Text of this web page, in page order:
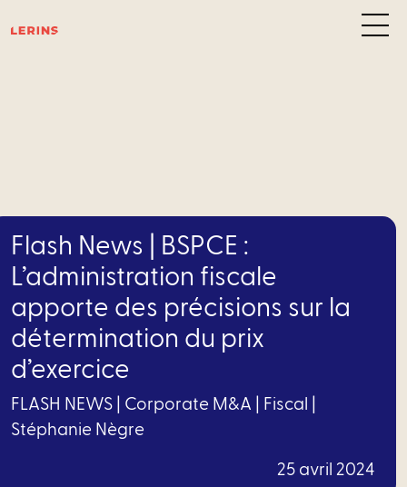
des
Flash News | BSPCE :
L’administration fiscale
apporte des précisions sur la
détermination du prix
d’exercice
FLASH NEWS Corporate M&A Fiscal
Stéphanie Nègre
25 avril 2024